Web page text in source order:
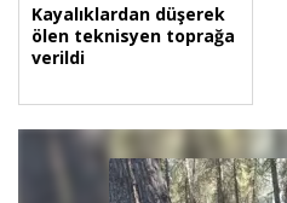
Kayalıklardan düşerek
ölen teknisyen toprağa
verildi